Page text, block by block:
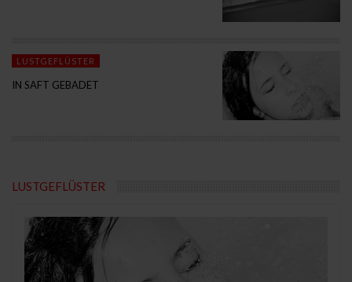
LUSTGEFLÜSTER
IN SAFT GEBADET
LUSTGEFLÜSTER